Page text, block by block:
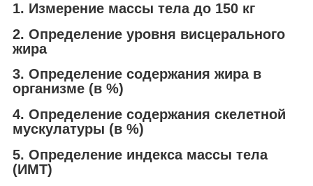
1. Измерение массы тела до 150 кг
2. Определение уровня висцерального
жира
3. Определение содержания жира в
организме (в %)
4. Определение содержания скелетной
мускулатуры (в %)
5. Определение индекса массы тела
(ИМТ)